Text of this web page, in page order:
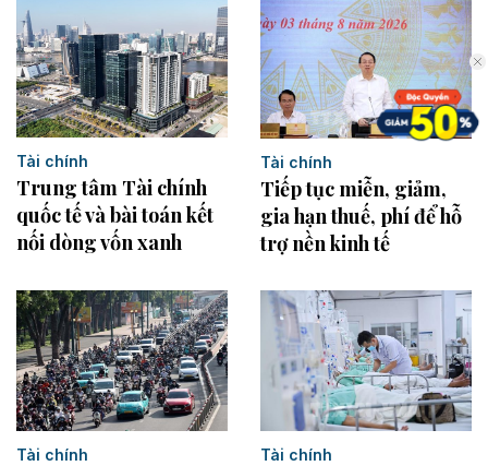
Tài chính
Trung tâm Tài chính
quốc tế và bài toán kết
nối dòng vốn xanh
Tài chính
Tiếp tục miễn, giảm,
gia hạn thuế, phí để hỗ
trợ nền kinh tế
Tài chính Tài chính